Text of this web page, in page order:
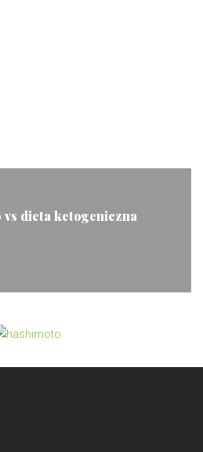
dieta ketogeniczna